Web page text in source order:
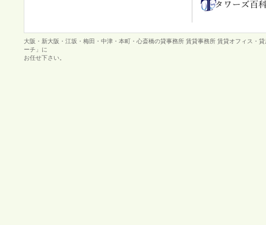
大阪・新大阪・江坂・梅田・中津・本町・心斎橋の貸事務所 賃貸事務所 賃貸オフィス・
ーチ」に
お任せ下さい。